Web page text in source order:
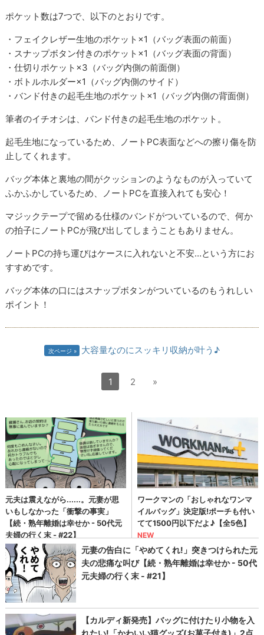
ポケット数は7つで、以下のとおりです。
・フェイクレザー生地のポケット×1（バッグ表面の前面）
・スナップボタン付きのポケット×1（バッグ表面の背面）
・仕切りポケット×3（バッグ内側の前面側）
・ボトルホルダー×1（バッグ内側のサイド）
・バンド付きの起毛生地のポケット×1（バッグ内側の背面側）
筆者のイチオシは、バンド付きの起毛生地のポケット。
起毛生地になっているため、ノートPC表面などへの擦り傷を防
止してくれます。
バッグ本体と裏地の間がクッションのようなものが入っていて
ふかふかしているため、ノートPCを直接入れても安心！
マジックテープで留める仕様のバンドがついているので、何か
の拍子にノートPCが飛び出してしまうこともありません。
ノートPCの持ち運びはケースに入れないと不安…という方にお
すすめです。
バッグ本体の口にはスナップボタンがついているのもうれしい
ポイント！
次ページ 大容量なのにスッキリ収納が叶う♪
1 2 »